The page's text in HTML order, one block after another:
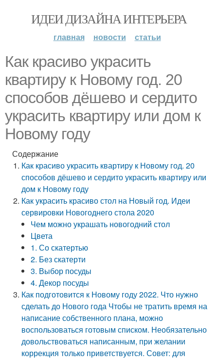
ИДЕИ ДИЗАЙНА ИНТЕРЬЕРА
главная новости статьи
Как красиво украсить
квартиру к Новому год. 20
способов дёшево и сердито
украсить квартиру или дом к
Новому году
Содержание
Как красиво украсить квартиру к Новому год. 20
способов дёшево и сердито украсить квартиру или
дом к Новому году
Как украсить красиво стол на Новый год. Идеи
сервировки Новогоднего стола 2020
Чем можно украшать новогодний стол
Цвета
1. Со скатертью
2. Без скатерти
3. Выбор посуды
4. Декор посуды
Как подготовится к Новому году 2022. Что нужно
сделать до Нового года Чтобы не тратить время на
написание собственного плана, можно
воспользоваться готовым списком. Необязательно
довольствоваться написанным, при желании
коррекция только приветствуется. Совет: для